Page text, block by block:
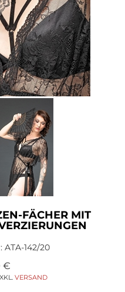
FÄCHER MIT
ATA-142/20
€
VERSAND